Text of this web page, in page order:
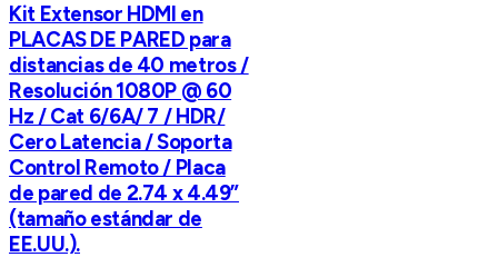
Kit Extensor HDMI en
PLACAS DE PARED para
distancias de 40 metros /
Resolución 1080P @ 60
Hz / Cat 6/6A/ 7 / HDR/
Cero Latencia / Soporta
Control Remoto / Placa
de pared de 2.74 x 4.49”
(tamaño estándar de
EE.UU.).